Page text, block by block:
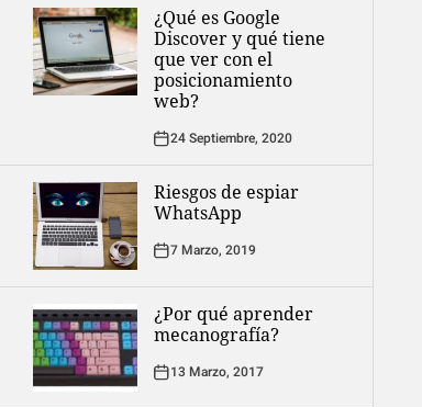
¿Qué es Google
Discover y qué tiene
que ver con el
posicionamiento
web?
24 Septiembre, 2020
Riesgos de espiar
WhatsApp
7 Marzo, 2019
¿Por qué aprender
mecanografía?
13 Marzo, 2017